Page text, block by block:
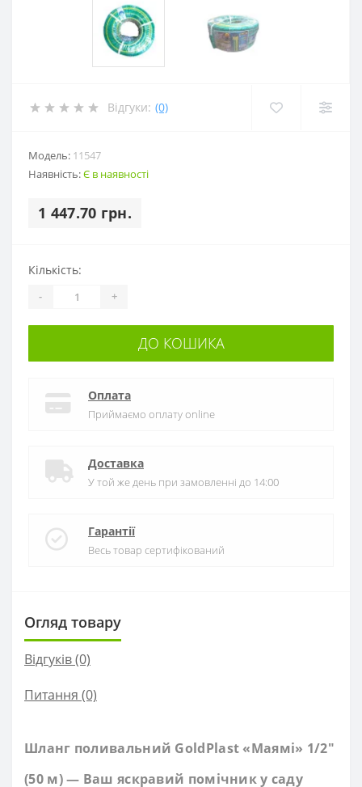
Відгуки: (0)
Модель: 11547
Наявність:Є в наявності
1 447.70 грн.
Кількість:
- +
ДО КОШИКА
Оплата
Приймаємо оплату online
Доставка
У той же день при замовленні до 14:00
Гарантії
Весь товар сертифікований
Огляд товару
Відгуків (0)
Питання (0)
Шланг поливальний GoldPlast «Маямі» 1/2"
(50 м) — Ваш яскравий помічник у саду